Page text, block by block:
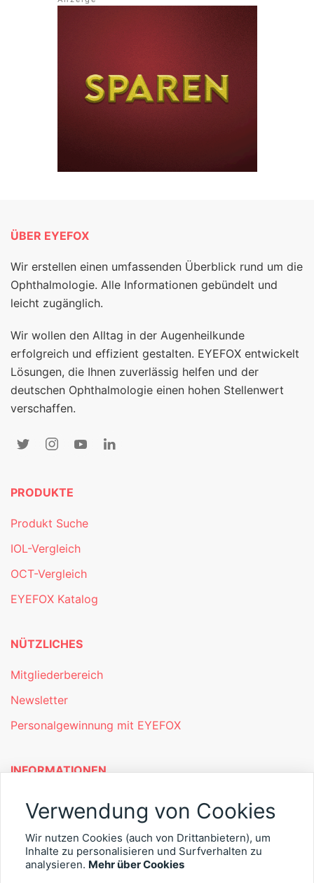
ÜBER EYEFOX
Wir erstellen einen umfassenden Überblick rund um die
Ophthalmologie. Alle Informationen gebündelt und
leicht zugänglich.
Wir wollen den Alltag in der Augenheilkunde
erfolgreich und effizient gestalten. EYEFOX entwickelt
Lösungen, die Ihnen zuverlässig helfen und der
deutschen Ophthalmologie einen hohen Stellenwert
verschaffen.
PRODUKTE
Produkt Suche
IOL-Vergleich
OCT-Vergleich
EYEFOX Katalog
NÜTZLICHES
Mitgliederbereich
Newsletter
Personalgewinnung mit EYEFOX
INFORMATIONEN
Was ist EYEFOX – Ihre Möglichkeiten
Kontakt
Verwendung von Cookies
Wir nutzen Cookies (auch von Drittanbietern), um
Inhalte zu personalisieren und Surfverhalten zu
analysieren. Mehr über Cookies